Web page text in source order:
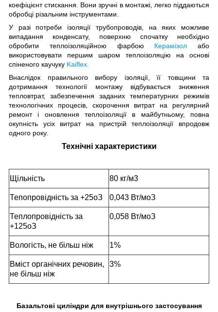
коефіцієнт стискання. Вони зручні в монтажі, легко піддаються
обробці різальним інструментами.
У разі потреби ізоляції трубопроводів, на яких можливе
випадання конденсату, поверхню спочатку необхідно
обробити теплоізоляційною фарбою
Керамізол
або
використовувати першим шаром теплоізоляцію на основі
спіненого каучуку Kaiflex.
Внаслідок правильного вибору ізоляції, її товщини та
дотримання технології монтажу відбувається зниження
тепловтрат, забезпечення заданих температурних режимів
технологічних процесів, скорочення витрат на регулярний
ремонт і оновлення теплоізоляції в майбутньому, повна
окупність усіх витрат на пристрій теплоізоляції впродовж
одного року.
Технічні характеристики
Щільність 80 кг/м3
Тепопровідність за +25оЗ 0,043 Вт/моЗ
Теплопровідність за
+125оЗ
0,058 Вт/моЗ
Вологість, не більш ніж 1%
Вміст органічних речовин,
не більш ніж
3%
Базальтові циліндри для внутрішнього застосування